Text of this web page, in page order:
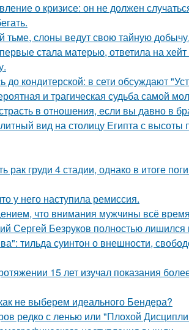
о кризисе: он не должен
тьме, слоны ведут свою тайную добычу.
стала матерью, ответила на
до кондитерской: в сети обсуждают
и трагическая судьба самой
в отношения, если вы давно в
вид на столицу Египта с высоты
груди 4 стадии, однако в итоге
у него наступила ремиссия.
что внимания мужчины всё время
Сергей Безруков полностью
тильда суинтон о внешности,
15 лет изучал показания
не выберем идеального Бендера?
редко с ленью или "Плохой